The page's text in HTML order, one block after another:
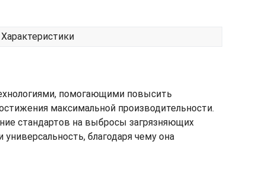
Характеристики
помогающими повысить
максимальной производительности.
стандартов на выбросы загрязняющих
благодаря чему она